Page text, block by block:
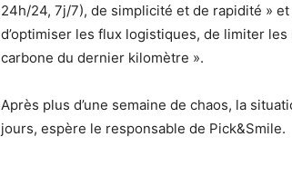
24h/24, 7j/7), de simplicité et de rapidité »
d’optimiser les flux logistiques, de limiter
carbone du dernier kilomètre ».
Après plus d’une semaine de chaos, la
jours, espère le responsable de Pick&Smile.